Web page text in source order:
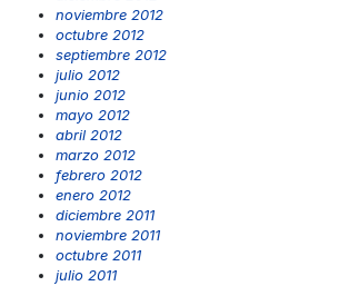
noviembre 2012
octubre 2012
septiembre 2012
julio 2012
junio 2012
mayo 2012
abril 2012
marzo 2012
febrero 2012
enero 2012
diciembre 2011
noviembre 2011
octubre 2011
julio 2011